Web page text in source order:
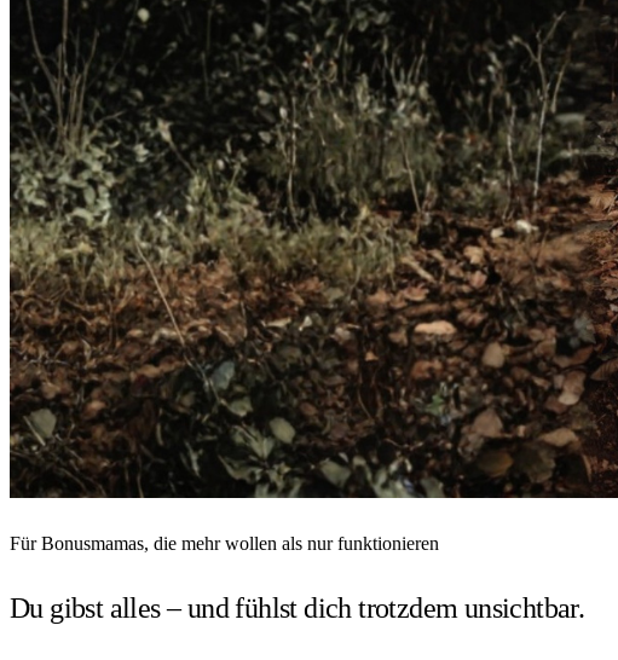
Für Bonusmamas, die mehr wollen als nur funktionieren
Du gibst alles –und fühlst dich trotzdem unsichtbar.